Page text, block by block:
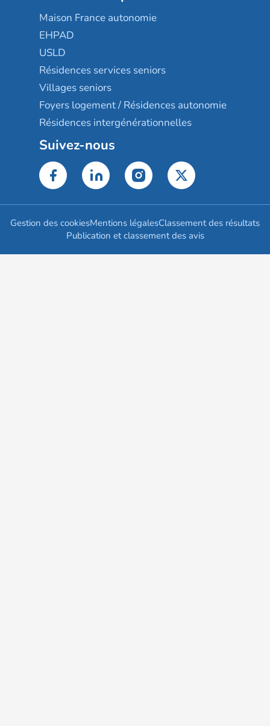
Maison France autonomie
EHPAD
USLD
Résidences services seniors
Villages seniors
Foyers logement / Résidences autonomie
Résidences intergénérationnelles
Suivez-nous
Gestion des cookiesMentions légalesClassement des résultats
Publication et classement des avis